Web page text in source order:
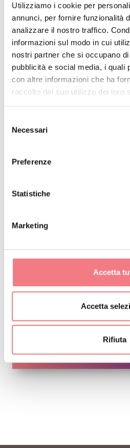
Utilizziamo i cookie per
annunci, per fornire funzionalità
analizzare il nostro traffico.
informazioni sul modo in cui
nostri partner che si occupano
pubblicità e social media, i quali
con altre informazioni che ha
raccolto dal suo utilizzo dei loro
delNecessari
Preferenze
Statistiche
Marketing
Accetta
Accetta
Rifiuta
della città di
parco
gli adulti.
Scopri di più
Piscina
RESTA IN
Iscriviti alla newsletter
Riceverai notizie,
consigli per la tua vacanza
ISCRIVITI ALLA